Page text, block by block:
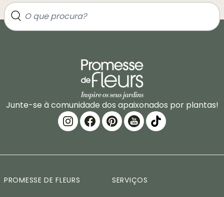
Junte-se à comunidade dos apaixonados por plantas!
PROMESSE DE FLEURS SERVIÇOS